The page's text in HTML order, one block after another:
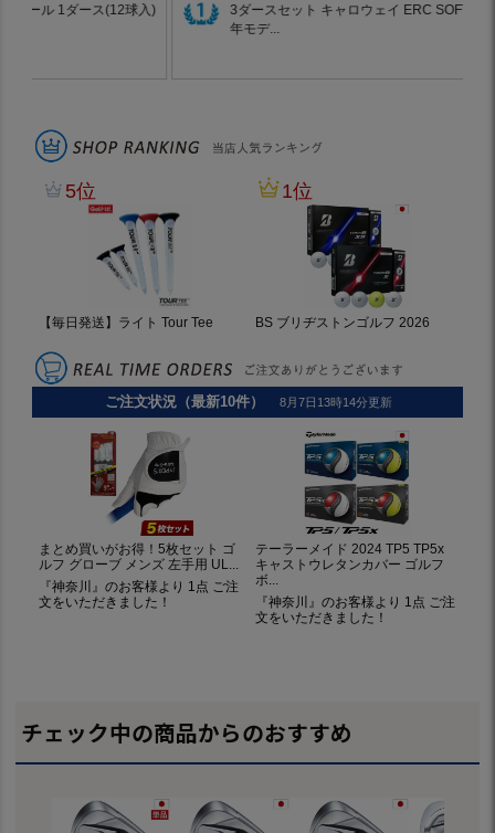
チェック中の商品からのおすすめ